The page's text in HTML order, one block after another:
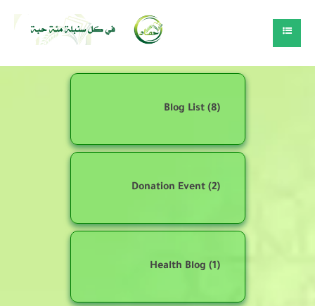
Blog List(8)
Donation Event(2)
Health Blog (1)